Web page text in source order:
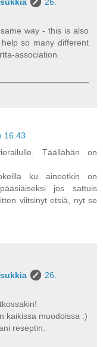
way - this is also
so many different
association.
16.43
Täällähän on
ku aineetkin on
jos sattuis
viitsinyt etsiä, nyt se
26.
kaikissa muodoissa :)
reseptin.